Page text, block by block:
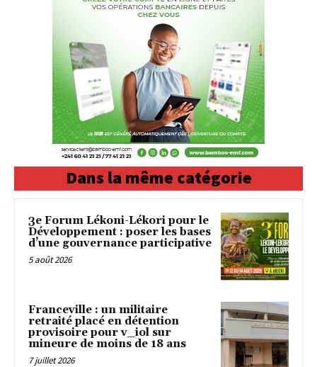
Dans la même catégorie
3e Forum Lékoni-Lékori pour le
Développement : poser les bases
d’une gouvernance participative
5 août 2026
Franceville : un militaire
retraité placé en détention
provisoire pour v_iol sur
mineure de moins de 18 ans
7 juillet 2026